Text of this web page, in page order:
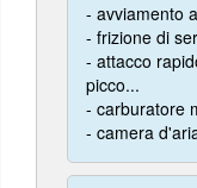
- avviamento
- frizione di
- attacco
picco...
- carburatore
- camera